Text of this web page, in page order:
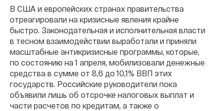
В США и европейских странах правительства
отреагировали на кризисные явления крайне
быстро. Законодательная и исполнительная власти
в тесном взаимодействии выработали и приняли
масштабные антикризисные программы, которые,
по состоянию на 1 апреля, мобилизовали денежные
средства в сумме от 8,6 до 10,1% ВВП этих
государств. Российские руководители пока
объявили лишь об отсрочке налоговых выплат и
части расчетов по кредитам, а также о